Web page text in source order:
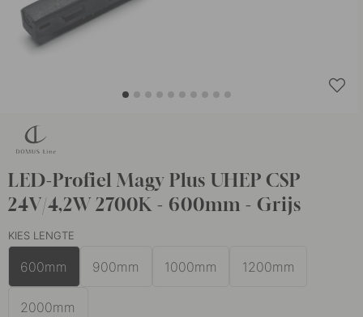
LED-Profiel Magy Plus UHEP CSP
24V/4,2W 2700K - 600mm - Grijs
KIES LENGTE
600mm 900mm 1000mm 1200mm
2000mm